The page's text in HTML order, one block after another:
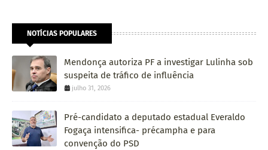
NOTÍCIAS POPULARES
Mendonça autoriza PF a investigar Lulinha sob
suspeita de tráfico de influência
julho 31, 2026
Pré-candidato a deputado estadual Everaldo
Fogaça intensifica- précampha e para
convenção do PSD